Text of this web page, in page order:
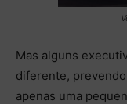
Mas alguns
diferente,
apenas uma